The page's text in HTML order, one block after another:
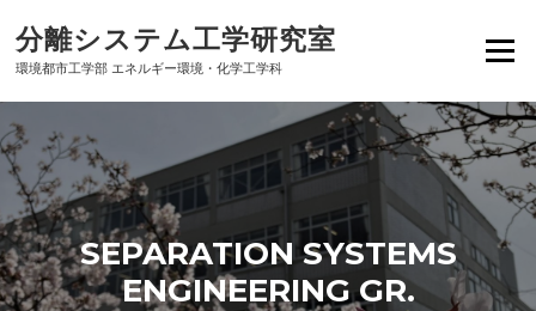
content
分離システム工学研究室
環境都市工学部 エネルギー環境・化学工学科
Menu
SEPARATION SYSTEMS
ENGINEERING GR.